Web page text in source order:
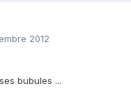
2012
bubules ...